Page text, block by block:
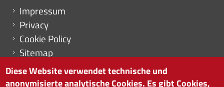
Menu footer
Impressum
Privacy
Cookie Policy
Sitemap
Cookie-Einstellungen
Diese Website verwendet technische und
anonymisierte analytische Cookies. Es gibt Cookies,